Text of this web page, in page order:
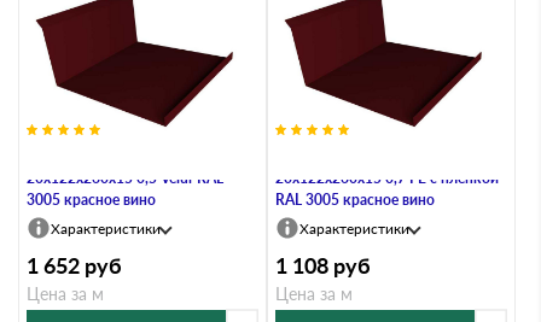
20х122х260х15 0,5 Velur RAL
3005 красное вино
Характеристики
1 652 руб
Цена за м
20х122х260х15 0,7 PE с пленкой
RAL 3005 красное вино
Характеристики
1 108 руб
Цена за м